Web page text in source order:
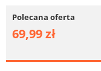
Polecana oferta
69,99 zł